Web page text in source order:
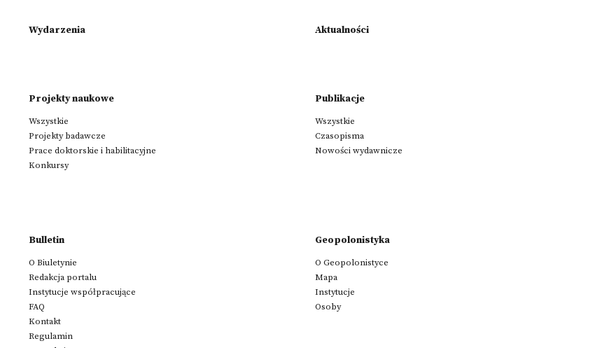
Wydarzenia Aktualności
Projekty naukowe
Wszystkie
Projekty badawcze
Prace doktorskie i habilitacyjne
Konkursy
Publikacje
Wszystkie
Czasopisma
Nowości wydawnicze
Bulletin
O Biuletynie
Redakcja portalu
Instytucje współpracujące
FAQ
Kontakt
Regulamin
Geopolonistyka
O Geopolonistyce
Mapa
Instytucje
Osoby